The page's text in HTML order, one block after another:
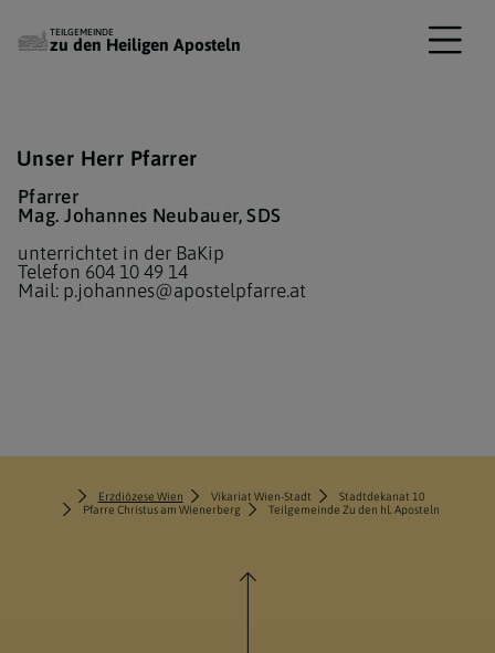
TEILGEMEINDE
zu den Heiligen Aposteln
Unser Herr Pfarrer
Pfarrer
Mag. Johannes Neubauer, SDS
unterrichtet in der BaKip
Telefon 604 10 49 14
Mail: p.johannes@apostelpfarre.at
Erzdiözese Wien Vikariat Wien-Stadt
Stadtdekanat 10
Pfarre Christus am Wienerberg
Teilgemeinde Zu den hl. Aposteln